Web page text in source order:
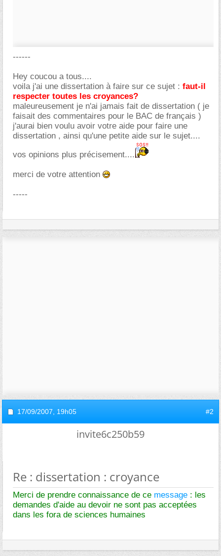
------
Hey coucou a tous....
voila j'ai une dissertation à faire sur ce sujet : faut-il
respecter toutes les croyances?
maleureusement je n'ai jamais fait de dissertation ( je
faisait des commentaires pour le BAC de français )
j'aurai bien voulu avoir votre aide pour faire une
dissertation , ainsi qu'une petite aide sur le sujet....
vos opinions plus précisement....
merci de votre attention
-----
17/09/2007, 19h05 #2
invite6c250b59
Re : dissertation : croyance
Merci de prendre connaissance de ce message : les
demandes d'aide au devoir ne sont pas acceptées
dans les fora de sciences humaines